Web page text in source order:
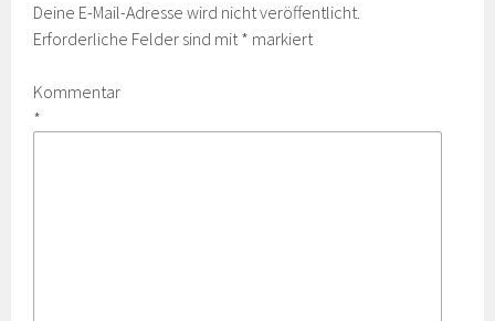
Deine E-Mail-Adresse wird nicht veröffentlicht.
Erforderliche Felder sind mit* markiert
Kommentar
*